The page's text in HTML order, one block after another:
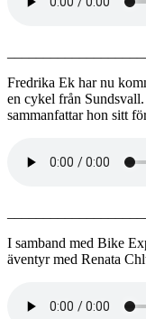
Fredrika Ek har nu
en cykel från
sammanfattar hon sitt
I samband med Bike
äventyr med Renata